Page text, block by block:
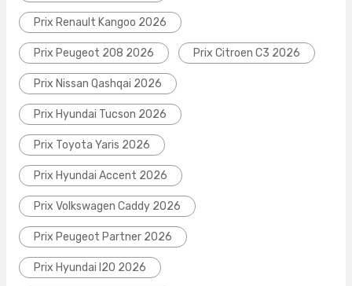
Prix Renault Kangoo 2026
Prix Peugeot 208 2026 Prix Citroen C3 2026
Prix Nissan Qashqai 2026
Prix Hyundai Tucson 2026
Prix Toyota Yaris 2026
Prix Hyundai Accent 2026
Prix Volkswagen Caddy 2026
Prix Peugeot Partner 2026
Prix Hyundai I20 2026